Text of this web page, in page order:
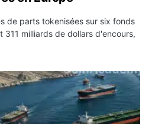
de parts tokenisées sur six fonds
311 milliards de dollars d'encours,
sous 80 dollars après